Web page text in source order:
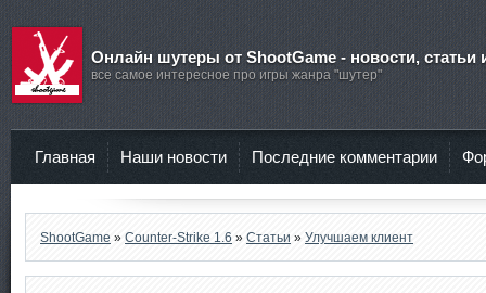
Онлайн шутеры от ShootGame - новости, статьи
все самое интересное про игры жанра "шутер"
Главная Наши новости Последние комментарии
ShootGame » Counter-Strike 1.6 » Статьи » Улучшаем клиент